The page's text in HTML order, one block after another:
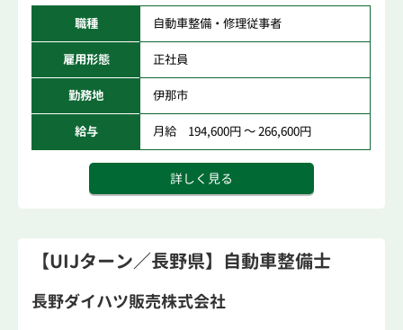
職種 自動車整備・修理従事者
雇用形態 正社員
勤務地 伊那市
給与 月給 194,600円 ～ 266,600円
詳しく見る
【UIJターン／長野県】自動車整備士
長野ダイハツ販売株式会社